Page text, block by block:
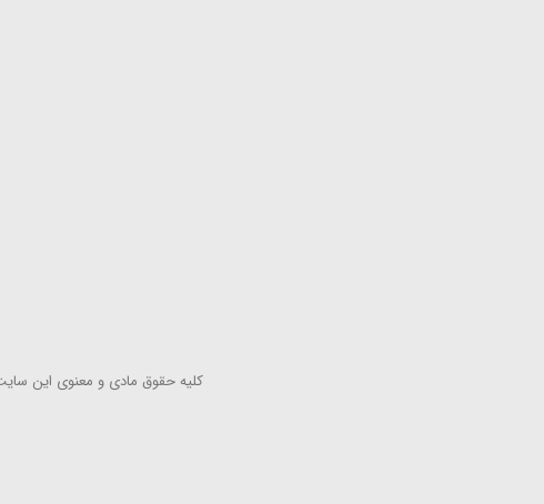
كلیه حقوق مادی و معنوی این